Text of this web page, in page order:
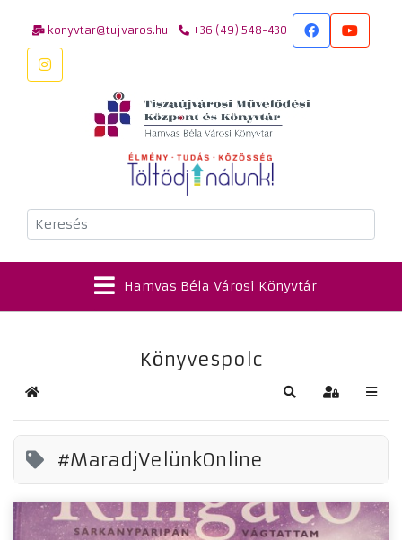
konyvtar@tujvaros.hu +36 (49) 548-430
Keresés
Hamvas Béla Városi Könyvtár
Könyvespolc
Kezdőlap Keresés
#MaradjVelünkOnline